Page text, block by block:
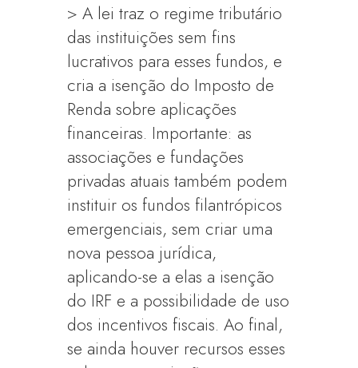
> A lei traz o regime tributário
das instituições sem fins
lucrativos para esses fundos, e
cria a isenção do Imposto de
Renda sobre aplicações
financeiras. Importante: as
associações e fundações
privadas atuais também podem
instituir os fundos filantrópicos
emergenciais, sem criar uma
nova pessoa jurídica,
aplicando-se a elas a isenção
do IRF e a possibilidade de uso
dos incentivos fiscais. Ao final,
se ainda houver recursos esses